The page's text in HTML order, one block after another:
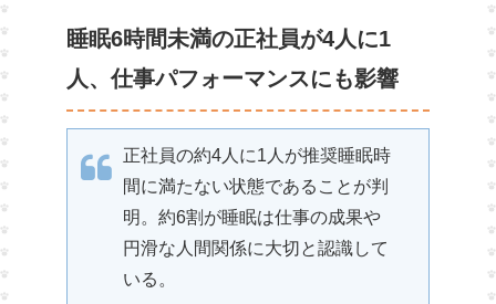
睡眠6時間未満の正社員が4人に1
人、仕事パフォーマンスにも影響
正社員の約4人に1人が推奨睡眠時
間に満たない状態であることが判
明。約6割が睡眠は仕事の成果や
円滑な人間関係に大切と認識して
いる。